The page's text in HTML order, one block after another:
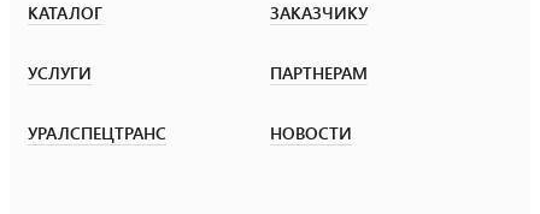
КАТАЛОГ ЗАКАЗЧИКУ
УСЛУГИ ПАРТНЕРАМ
УРАЛСПЕЦТРАНС НОВОСТИ